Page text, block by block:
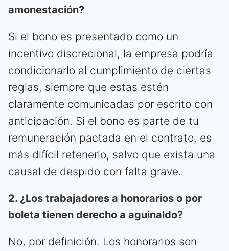
amonestación?
Si el bono es presentado como un
incentivo discrecional, la empresa podría
condicionarlo al cumplimiento de ciertas
reglas, siempre que estas estén
claramente comunicadas por escrito con
anticipación. Si el bono es parte de tu
remuneración pactada en el contrato, es
más difícil retenerlo, salvo que exista una
causal de despido con falta grave.
2. ¿Los trabajadores a honorarios o por
boleta tienen derecho a aguinaldo?
No, por definición. Los honorarios son